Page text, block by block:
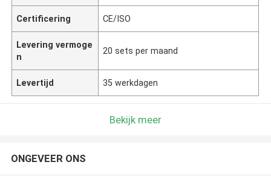
Certificering CE/ISO
Levering vermoge
n
20 sets per maand
Levertijd 35 werkdagen
Bekijk meer
ONGEVEER ONS